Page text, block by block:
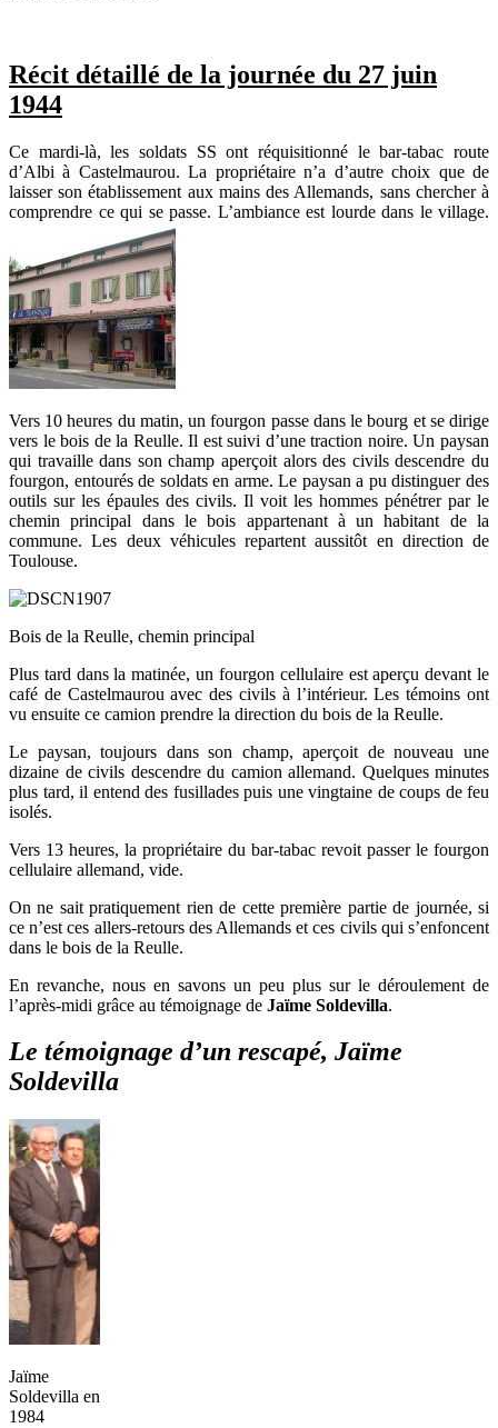
Récit détaillé de la journée du 27 juin
1944
Ce mardi-là, les soldats SS ont réquisitionné le bar-tabac route
d’Albi à Castelmaurou. La propriétaire n’a d’autre choix que de
laisser son établissement aux mains des Allemands, sans chercher à
comprendre ce qui se passe. L’ambiance est lourde dans le village.
Vers 10 heures du matin, un fourgon passe dans le bourg et se dirige
vers le bois de la Reulle. Il est suivi d’une traction noire. Un paysan
qui travaille dans son champ aperçoit alors des civils descendre du
fourgon, entourés de soldats en arme. Le paysan a pu distinguer des
outils sur les épaules des civils. Il voit les hommes pénétrer par le
chemin principal dans le bois appartenant à un habitant de la
commune. Les deux véhicules repartent aussitôt en direction de
Toulouse.
Bois de la Reulle, chemin principal
Plus tard dans la matinée, un fourgon cellulaire est aperçu devant le
café de Castelmaurou avec des civils à l’intérieur. Les témoins ont
vu ensuite ce camion prendre la direction du bois de la Reulle.
Le paysan, toujours dans son champ, aperçoit de nouveau une
dizaine de civils descendre du camion allemand. Quelques minutes
plus tard, il entend des fusillades puis une vingtaine de coups de feu
isolés.
Vers 13 heures, la propriétaire du bar-tabac revoit passer le fourgon
cellulaire allemand, vide.
On ne sait pratiquement rien de cette première partie de journée, si
ce n’est ces allers-retours des Allemands et ces civils qui s’enfoncent
dans le bois de la Reulle.
En revanche, nous en savons un peu plus sur le déroulement de
l’après-midi grâce au témoignage de Jaïme Soldevilla.
Le témoignage d’un rescapé, Jaïme
Soldevilla
Jaïme
Soldevilla en
1984